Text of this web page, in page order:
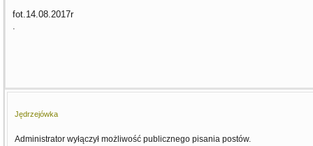
fot.14.08.2017r
.
Jędrzejówka
Administrator wyłączył możliwość publicznego pisania postów.